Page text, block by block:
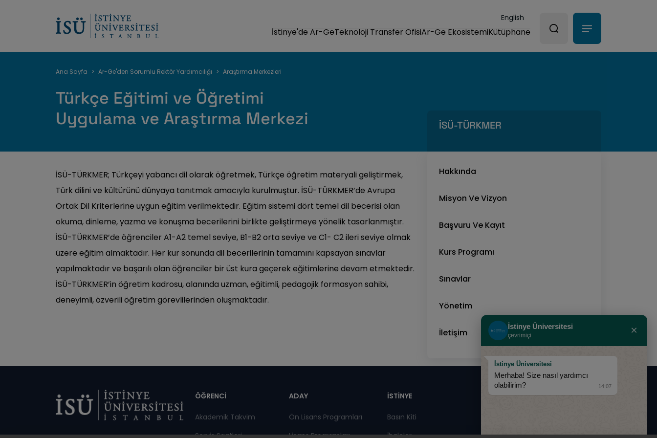
English
İstinye'de Ar-GeTeknoloji Transfer OfisiAr-Ge EkosistemiKütüphane
Sayfa
yolu
Ana Sayfa Ar-Ge'den Sorumlu Rektör Yardımcılığı Araştırma Merkezleri
Türkçe Eğitimi ve Öğretimi
Uygulama ve Araştırma Merkezi
İSÜ-TÜRKMER; Türkçeyi yabancı dil olarak öğretmek, Türkçe öğretim materyali geliştirmek,
Türk dilini ve kültürünü dünyaya tanıtmak amacıyla kurulmuştur. İSÜ-TÜRKMER’de Avrupa
Ortak Dil Kriterlerine uygun eğitim verilmektedir. Eğitim sistemi dört temel dil becerisi olan
okuma, dinleme, yazma ve konuşma becerilerini birlikte geliştirmeye yönelik tasarlanmıştır.
İSÜ-TÜRKMER’de öğrenciler A1-A2 temel seviye, B1-B2 orta seviye ve C1- C2 ileri seviye olmak
üzere eğitim almaktadır. Her kur sonunda dil becerilerinin tamamını kapsayan sınavlar
yapılmaktadır ve başarılı olan öğrenciler bir üst kura geçerek eğitimlerine devam etmektedir.
İSÜ-TÜRKMER’in öğretim kadrosu, alanında uzman, eğitimli, pedagojik formasyon sahibi,
deneyimli, özverili öğretim görevlilerinden oluşmaktadır.
İSÜ-TÜRKMER
Hakkında
Misyon Ve Vizyon
Başvuru Ve Kayıt
Kurs Programı
Sınavlar
Yönetim
İletişim
Dipnot
ÖĞRENCİ
Akademik Takvim
Servis Saatleri
ADAY
Ön Lisans Programları
Lisans Programları
İSTİNYE
Basın Kiti
İhaleler
0850 283 60 00
İstinye Üniversitesi
çevrimiçi ×
İstinye Üniversitesi
Merhaba! Size nasıl yardımcı
olabilirim?
14:07